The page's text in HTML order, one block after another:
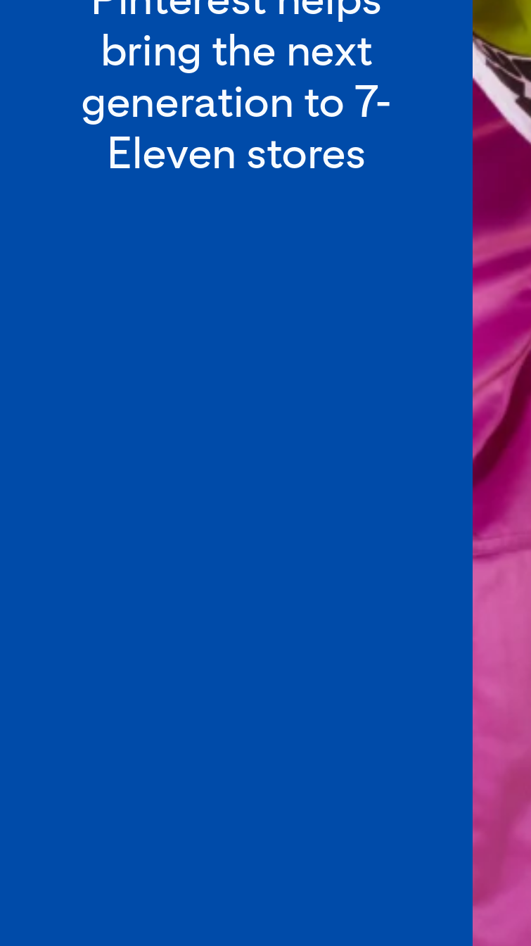
bring the next
generation to 7-
Eleven stores